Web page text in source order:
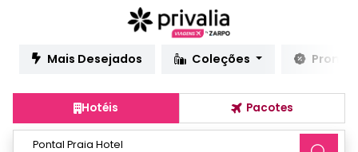
Mais Desejados Coleções
Hotéis Pacotes
Pontal Praia Hotel